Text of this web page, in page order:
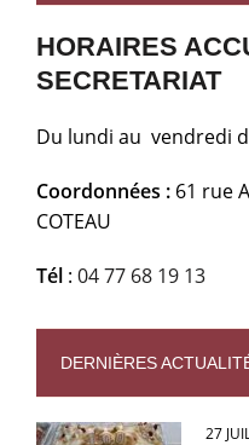
HORAIRES
SECRETARIAT
Du lundi au vendredi
Coordonnées : 61 rue
COTEAU
Tél :04 77 68 19 13
DERNIÈRES
27